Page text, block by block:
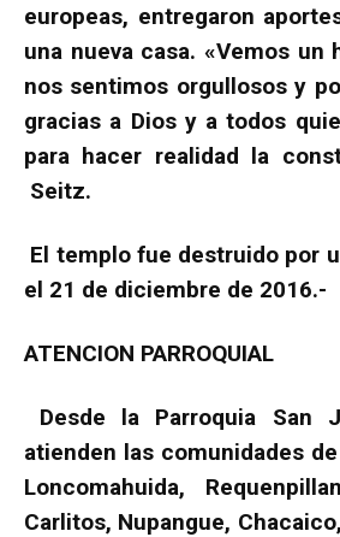
europeas, entregaron
una nueva casa. «Vemos un
nos sentimos orgullosos y
gracias a Dios y a todos
para hacer realidad la
Seitz.
El templo fue destruido por
el 21 de diciembre de 2016.-
ATENCION PARROQUIAL
Desde la Parroquia San
atienden las comunidades
Loncomahuida,
Carlitos, Nupangue,